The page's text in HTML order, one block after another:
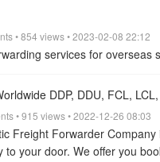
体积为24-26立方米。
柜：内容积为11.8米X2.13米
：微信：13160864451 /
拼箱、快递到新加坡，全境派
、私人货物、电商货物、
到门优势有：时效稳定：海
强，效率高。派送：递接公
新加坡有两种运输方式：一
双清到门整柜可从中国广州，
箱尺寸：20尺柜：内容积为
12.04米X2.34米X2.34米,配
• 854 views • 2023-02-08 22:12
services for overseas
DDP, DDU, FCL,
• 915 views • 2022-12-26 08:03
Freight Forwarder
to your door. We offer you